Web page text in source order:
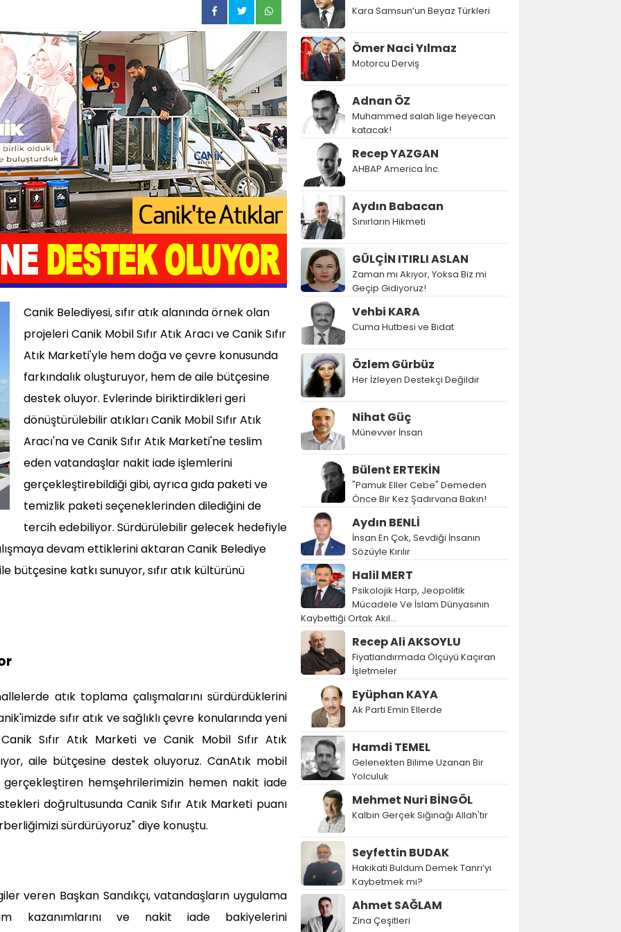
Canik Belediyesi, sıfır atık alanında örnek olan
projeleri Canik Mobil Sıfır Atık Aracı ve Canik Sıfır
Atık Marketi'yle hem doğa ve çevre konusunda
farkındalık oluşturuyor, hem de aile bütçesine
destek oluyor. Evlerinde biriktirdikleri geri
dönüştürülebilir atıkları Canik Mobil Sıfır Atık
Aracı'na ve Canik Sıfır Atık Marketi'ne teslim
eden vatandaşlar nakit iade işlemlerini
gerçekleştirebildiği gibi, ayrıca gıda paketi ve
temizlik paketi seçeneklerinden dilediğini de
tercih edebiliyor. Sürdürülebilir gelecek hedefiyle
devam ettiklerini aktaran Canik Belediye
bütçesine katkı sunuyor, sıfır atık kültürünü
atık toplama çalışmalarını sürdürdüklerini
sıfır atık ve sağlıklı çevre konularında yeni
Sıfır Atık Marketi ve Canik Mobil Sıfır Atık
aile bütçesine destek oluyoruz. CanAtık mobil
gerçekleştiren hemşehrilerimizin hemen nakit iade
doğrultusunda Canik Sıfır Atık Marketi puanı
sürdürüyoruz" diye konuştu.
veren Başkan Sandıkçı, vatandaşların uygulama
kazanımlarını ve nakit iade bakiyelerini
Kara Samsun’un Beyaz Türkleri
Ömer Naci Yılmaz
Motorcu Derviş
Adnan ÖZ
Muhammed salah lige heyecan
katacak!
Recep YAZGAN
AHBAP America İnc.
Aydın Babacan
Sınırların Hikmeti
GÜLÇİN ITIRLI ASLAN
Zaman mı Akıyor, Yoksa Biz mi
Geçip Gidiyoruz!
Vehbi KARA
Cuma Hutbesi ve Bidat
Özlem Gürbüz
Her İzleyen Destekçi Değildir
Nihat Güç
Münevver İnsan
Bülent ERTEKİN
"Pamuk Eller Cebe" Demeden
Önce Bir Kez Şadırvana Bakın!
Aydın BENLİ
İnsan En Çok, Sevdiği İnsanın
Sözüyle Kırılır
Halil MERT
Psikolojik Harp, Jeopolitik
Mücadele Ve İslam Dünyasının
Kaybettiği Ortak Akıl…
Recep Ali AKSOYLU
Fiyatlandırmada Ölçüyü Kaçıran
İşletmeler
Eyüphan KAYA
Ak Parti Emin Ellerde
Hamdi TEMEL
Gelenekten Bilime Uzanan Bir
Yolculuk
Mehmet Nuri BİNGÖL
Kalbin Gerçek Sığınağı Allah'tır
Seyfettin BUDAK
Hakikati Buldum Demek Tanrı’yı
Kaybetmek mi?
Ahmet SAĞLAM
Zina Çeşitleri